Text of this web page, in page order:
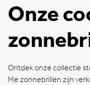
Onze
Ontdek onze collectie
Me zonnebrillen zijn